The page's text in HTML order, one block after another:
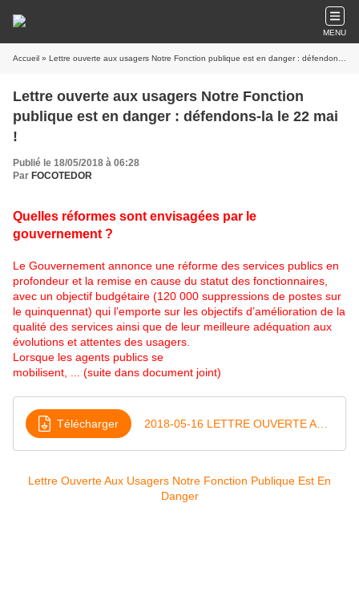
MENU
Accueil » Lettre ouverte aux usagers Notre Fonction publique est en danger : défendons-la le 22 mai !
Lettre ouverte aux usagers Notre Fonction
publique est en danger : défendons-la le 22 mai
!
Publié le 18/05/2018 à 06:28
Par FOCOTEDOR
Quelles réformes sont envisagées par le
gouvernement ?
Le Gouvernement annonce une réforme des services publics en
profondeur et la remise en cause du statut des fonctionnaires,
avec un objectif budgétaire (120 000 suppressions de postes sur
le quinquennat) qui l’emporte sur les objectifs d’amélioration de la
qualité des services ainsi que de leur meilleure adéquation aux
évolutions et attentes des usagers.
Lorsque les agents publics se
mobilisent, ... (suite dans document joint)
Télécharger
Lettre Ouverte Aux Usagers Notre Fonction Publique Est En
Danger